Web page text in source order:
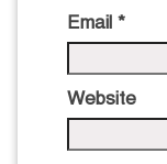
Email *
Website